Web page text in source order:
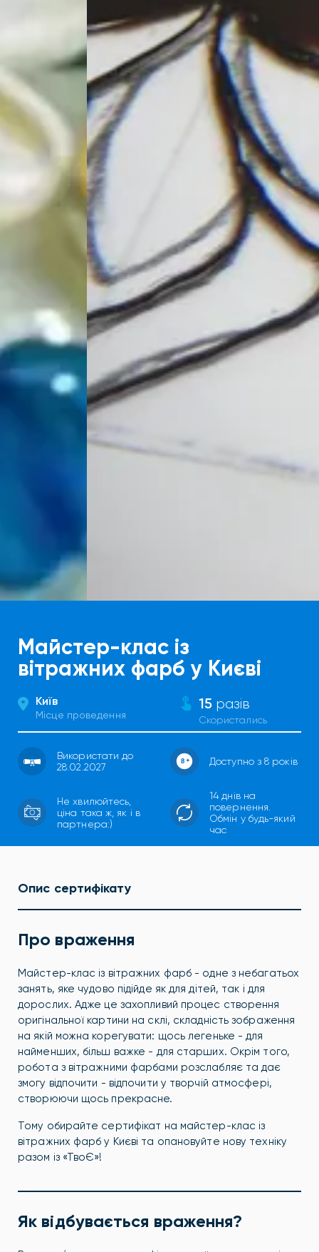
Майстер-клас із
вітражних фарб у Києві
Київ
Місце проведення
15разів
Скористались
Використати до
28.02.2027
Доступно з 8 років
Не хвилюйтесь,
ціна така ж, як і в
партнера:)
14 днів на
повернення.
Обмін у будь-який
час
Опис сертифікату
Про враження
Майстер-клас із вітражних фарб - одне з небагатьох
занять, яке чудово підійде як для дітей, так і для
дорослих. Адже це захопливий процес створення
оригінальної картини на склі, складність зображення
на якій можна корегувати: щось легеньке - для
найменших, більш важке - для старших. Окрім того,
робота з вітражними фарбами розслабляє та дає
змогу відпочити - відпочити у творчій атмосфері,
створюючи щось прекрасне.
Тому обирайте сертифікат на майстер-клас із
вітражних фарб у Києві та опановуйте нову техніку
разом із «ТвоЄ»!
Як відбувається враження?